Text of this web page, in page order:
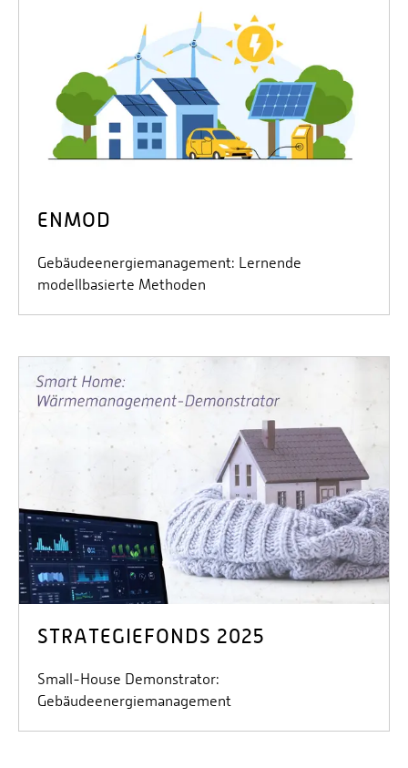
ENMOD
Gebäudeenergiemanagement: Lernende
modellbasierte Methoden
STRATEGIEFONDS 2025
Small-House Demonstrator:
Gebäudeenergiemanagement